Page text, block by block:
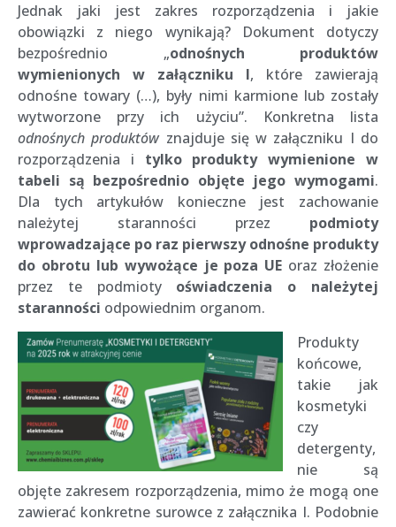
Jednak jaki jest zakres rozporządzenia i jakie
obowiązki z niego wynikają? Dokument dotyczy
bezpośrednio „odnośnych produktów
wymienionych w załączniku I, które zawierają
odnośne towary (…), były nimi karmione lub zostały
wytworzone przy ich użyciu”. Konkretna lista
odnośnych produktówznajduje się w załączniku I do
rozporządzenia i tylko produkty wymienione w
tabeli są bezpośrednio objęte jego wymogami.
Dla tych artykułów konieczne jest zachowanie
należytej staranności przez podmioty
wprowadzające po raz pierwszy odnośne produkty
do obrotu lub wywożące je poza UE oraz złożenie
przez te podmioty oświadczenia o należytej
staranności odpowiednim organom.
Produkty
końcowe,
takie jak
kosmetyki
czy
detergenty,
nie są
objęte zakresem rozporządzenia, mimo że mogą one
zawierać konkretne surowce z załącznika I. Podobnie